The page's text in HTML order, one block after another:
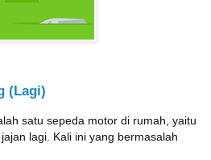
(Lagi)
satu sepeda motor di rumah, yaitu
lagi. Kali ini yang bermasalah